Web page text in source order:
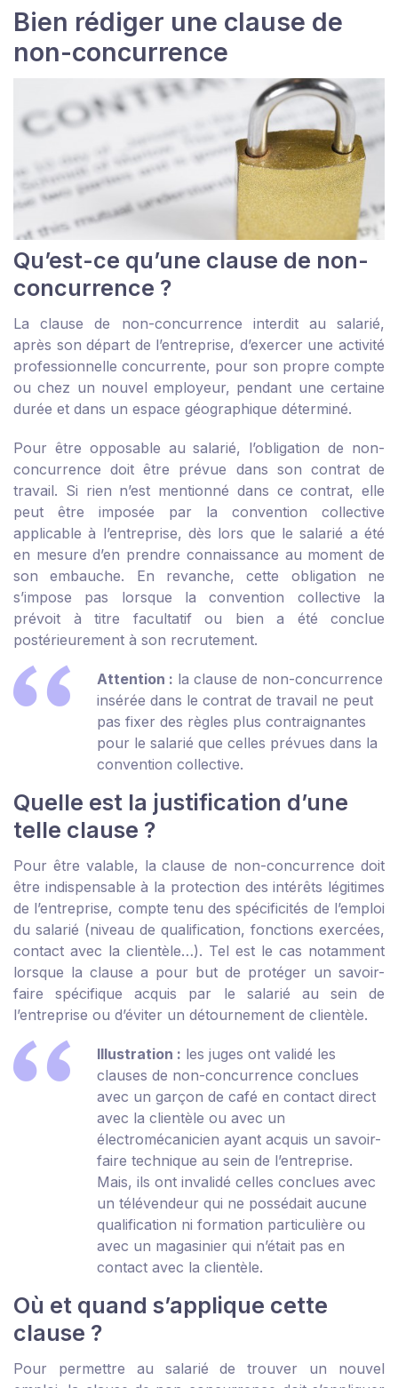
Bien rédiger une clause de
non-concurrence
Qu’est-ce qu’une clause de non-
concurrence ?
La clause de non-concurrence interdit au salarié,
après son départ de l’entreprise, d’exercer une activité
professionnelle concurrente, pour son propre compte
ou chez un nouvel employeur, pendant une certaine
durée et dans un espace géographique déterminé.
Pour être opposable au salarié, l’obligation de non-
concurrence doit être prévue dans son contrat de
travail. Si rien n’est mentionné dans ce contrat, elle
peut être imposée par la convention collective
applicable à l’entreprise, dès lors que le salarié a été
en mesure d’en prendre connaissance au moment de
son embauche. En revanche, cette obligation ne
s’impose pas lorsque la convention collective la
prévoit à titre facultatif ou bien a été conclue
postérieurement à son recrutement.
Attention : la clause de non-concurrence
insérée dans le contrat de travail ne peut
pas fixer des règles plus contraignantes
pour le salarié que celles prévues dans la
convention collective.
Quelle est la justification d’une
telle clause ?
Pour être valable, la clause de non-concurrence doit
être indispensable à la protection des intérêts légitimes
de l’entreprise, compte tenu des spécificités de l’emploi
du salarié (niveau de qualification, fonctions exercées,
contact avec la clientèle…). Tel est le cas notamment
lorsque la clause a pour but de protéger un savoir-
faire spécifique acquis par le salarié au sein de
l’entreprise ou d’éviter un détournement de clientèle.
Illustration : les juges ont validé les
clauses de non-concurrence conclues
avec un garçon de café en contact direct
avec la clientèle ou avec un
électromécanicien ayant acquis un savoir-
faire technique au sein de l’entreprise.
Mais, ils ont invalidé celles conclues avec
un télévendeur qui ne possédait aucune
qualification ni formation particulière ou
avec un magasinier qui n’était pas en
contact avec la clientèle.
Où et quand s’applique cette
clause ?
Pour permettre au salarié de trouver un nouvel